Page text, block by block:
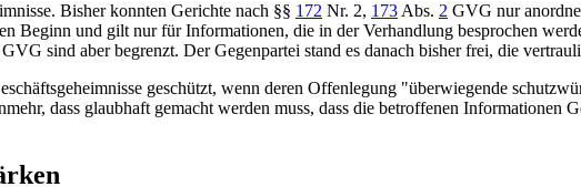
Bisher konnten Gerichte nach §§ 172 Nr. 2, 173 Abs. 2 GVG nur
Beginn und gilt nur für Informationen, die in der Verhandlung besprochen
GVG sind aber begrenzt. Der Gegenpartei stand es danach bisher frei, die
geschützt, wenn deren Offenlegung "überwiegende
dass glaubhaft gemacht werden muss, dass die betroffenen Informationen